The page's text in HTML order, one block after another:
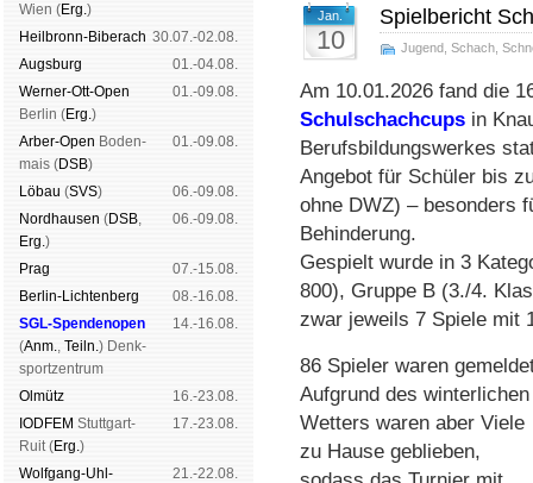
Wien (Erg.)
Heil­bronn-Bi­ber­ach 30.07.-02.08.
Augs­burg
01.-04.08.
Werner-Ott-Open
Ber­lin (Erg.)
01.-09.08.
Arber-Open Boden­
mais (DSB)
01.-09.08.
Lö­bau (SVS)
06.-09.08.
Nord­hau­sen (DSB,
Erg.)
06.-09.08.
Prag
07.-15.08.
Berlin-Lich­ten­berg
08.-16.08.
SGL-Spenden­open
(Anm., Teiln.) Denk­
sport­zen­trum
14.-16.08.
Ol­mütz
16.-23.08.
IODFEM Stutt­gart-
Ruit (Erg.)
17.-23.08.
Wolf­gang-Uhl­ 21.-22.08.
Jan.
10
Spielbericht
Jugend Schach
Am 10.01.2026 fand die
Schulschachcups in
Berufsbildungswerkes
Angebot für Schüler bis
ohne DWZ) – besonders
Behinderung.
Gespielt wurde in 3
800), Gruppe B (3./4.
zwar jeweils 7 Spiele mit
86 Spie­ler waren
Auf­grund des winterlichen
Wetters waren aber Viele
zu Hause geblieben,